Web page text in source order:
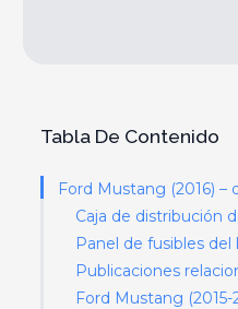
Tabla De Contenido
Ford Mustang (2016) –
Caja de distribución
Panel de fusibles del
Publicaciones
Ford Mustang (2015-